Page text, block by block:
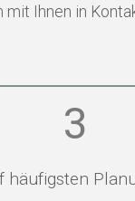
mit Ihnen in
3
häufigsten